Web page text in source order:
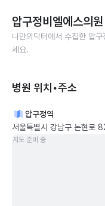
압구정비엘에스의원
나만의닥터에서 수집한 압구
세요.
병원 위치•주소
압구정역
서울특별시 강남구 논현로
지도 준비 중